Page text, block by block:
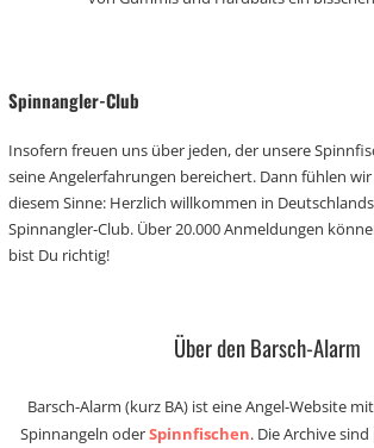
Spinnangler-Club
Insofern freuen uns über jeden, der unsere
seine Angelerfahrungen bereichert. Dann fühlen
diesem Sinne: Herzlich willkommen in
Spinnangler-Club. Über 20.000 Anmeldungen
bist Du richtig!
Über den Barsch-Alarm
Barsch-Alarm (kurz BA) ist eine Angel-Website
Spinnangeln oderSpinnfischen. Die Archive